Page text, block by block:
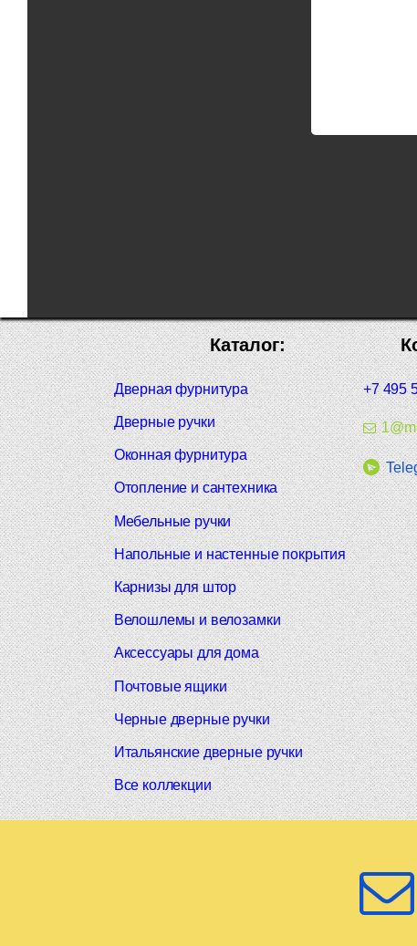
+7 495
Каталог:
Дверная фурнитура
Дверные ручки
Оконная фурнитура
Отопление и сантехника
Мебельные ручки
Напольные и настенные покрытия
Карнизы для штор
Велошлемы и велозамки
Аксессуары для дома
Почтовые ящики
Черные дверные ручки
Итальянские дверные ручки
Все коллекции